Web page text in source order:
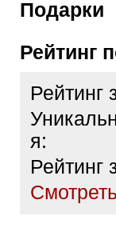
Подарки
Рейтинг
Рейтинг
я:
Рейтинг